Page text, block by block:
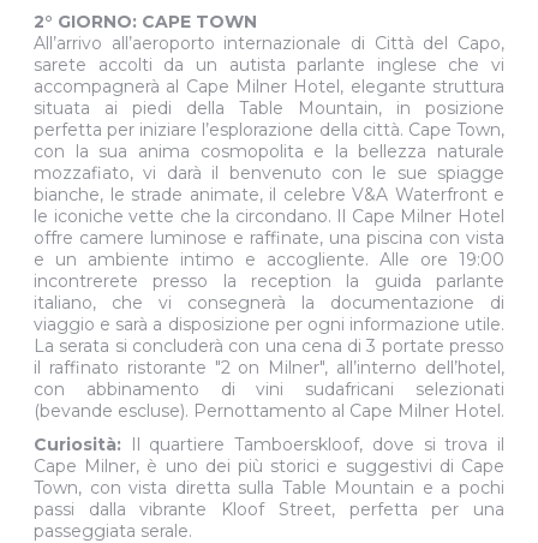
2° GIORNO: CAPE TOWN
All’arrivo all’aeroporto internazionale di Città del Capo,
sarete accolti da un autista parlante inglese che vi
accompagnerà al Cape Milner Hotel, elegante struttura
situata ai piedi della Table Mountain, in posizione
perfetta per iniziare l’esplorazione della città. Cape Town,
con la sua anima cosmopolita e la bellezza naturale
mozzafiato, vi darà il benvenuto con le sue spiagge
bianche, le strade animate, il celebre V&A Waterfront e
le iconiche vette che la circondano. Il Cape Milner Hotel
offre camere luminose e raffinate, una piscina con vista
e un ambiente intimo e accogliente. Alle ore 19:00
incontrerete presso la reception la guida parlante
italiano, che vi consegnerà la documentazione di
viaggio e sarà a disposizione per ogni informazione utile.
La serata si concluderà con una cena di 3 portate presso
il raffinato ristorante "2 on Milner", all’interno dell’hotel,
con abbinamento di vini sudafricani selezionati
(bevande escluse). Pernottamento al Cape Milner Hotel.
Curiosità: Il quartiere Tamboerskloof, dove si trova il
Cape Milner, è uno dei più storici e suggestivi di Cape
Town, con vista diretta sulla Table Mountain e a pochi
passi dalla vibrante Kloof Street, perfetta per una
passeggiata serale.